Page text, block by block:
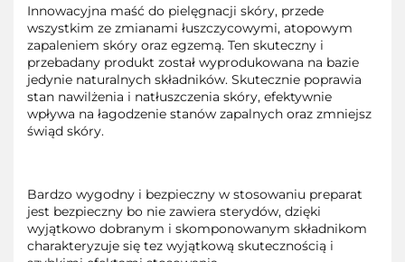
Innowacyjna maść do pielęgnacji skóry, przede
wszystkim ze zmianami łuszczycowymi, atopowym
zapaleniem skóry oraz egzemą. Ten skuteczny i
przebadany produkt został wyprodukowana na bazie
jedynie naturalnych składników. Skutecznie poprawia
stan nawilżenia i natłuszczenia skóry, efektywnie
wpływa na łagodzenie stanów zapalnych oraz zmniejsz
świąd skóry.
Bardzo wygodny i bezpieczny w stosowaniu preparat
jest bezpieczny bo nie zawiera sterydów, dzięki
wyjątkowo dobranym i skomponowanym składnikom
charakteryzuje się tez wyjątkową skutecznością i